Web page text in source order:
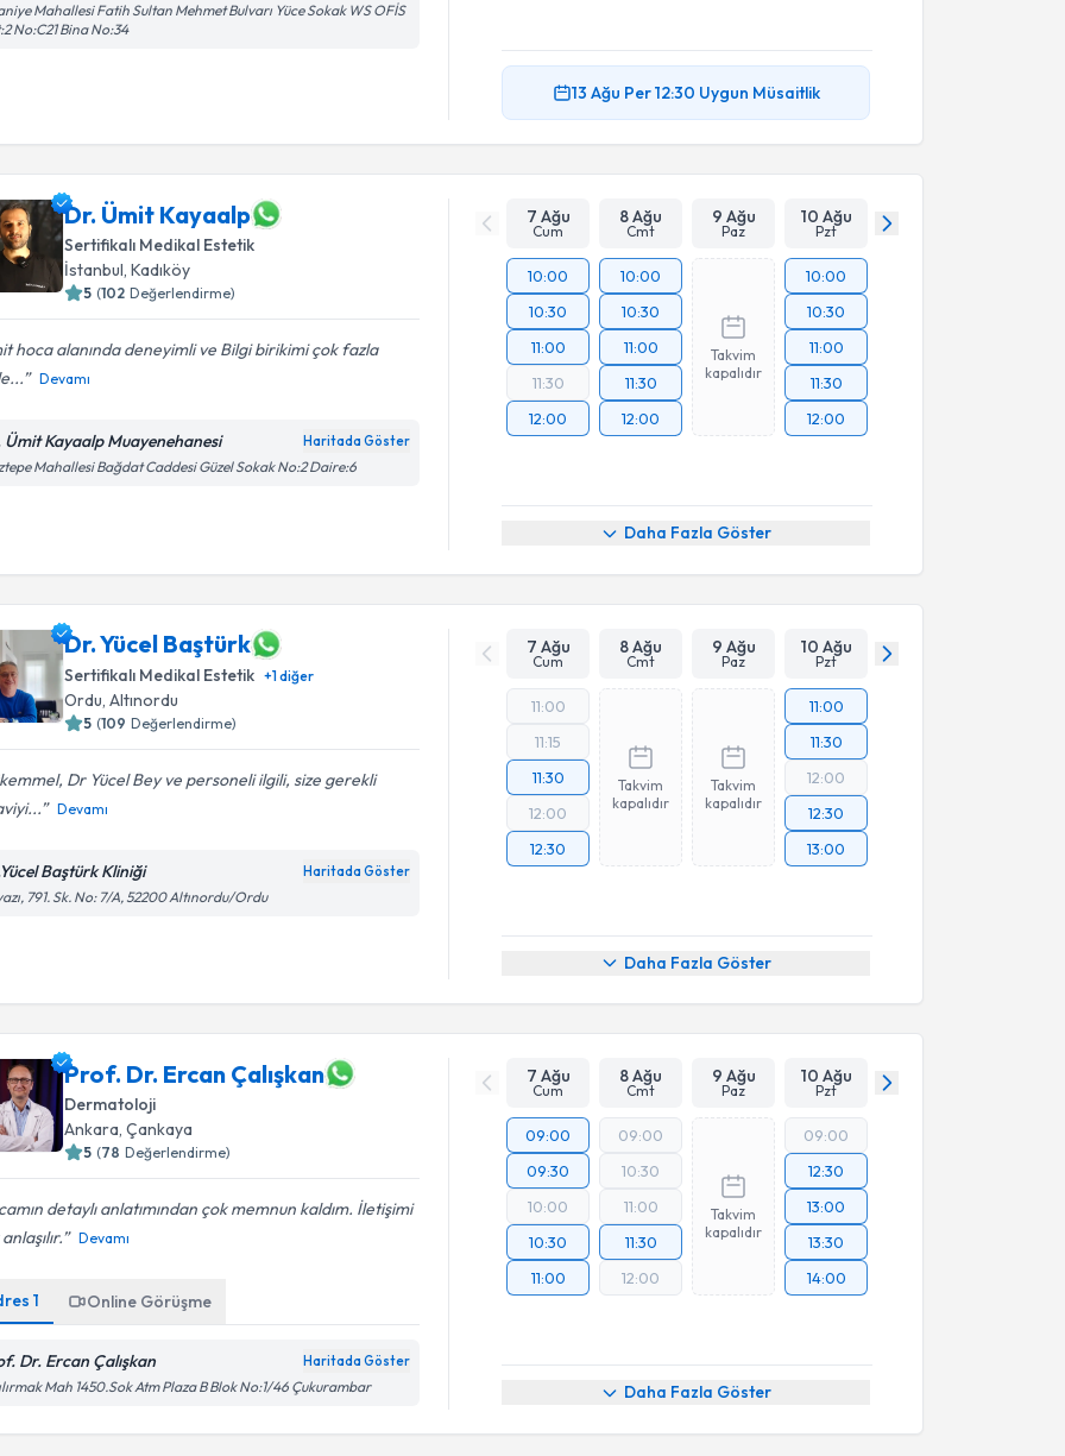
Mahallesi Fatih Sultan Mehmet Bulvarı Yüce Sokak WS OFİS
No:C21 Bina No:34
13 Ağu Per12:30 Uygun Müsaitlik
Dr. Ümit Kayaalp
Sertifikalı Medikal Estetik
İstanbul,Kadıköy
5 (102 Değerlendirme)
hoca alanında deneyimli ve Bilgi birikimi çok fazla
Devamı
Ümit Kayaalp Muayenehanesi Haritada Göster
Mahallesi Bağdat Caddesi Güzel Sokak No:2 Daire:6
7 Ağu
Cum
8 Ağu
Cmt
9 Ağu
Paz
10 Ağu
Pzt
10:00
10:30
11:00
11:30
12:00
10:00
10:30
11:00
11:30
12:00
Takvim
kapalıdır
10:00
10:30
11:00
11:30
12:00
Daha Fazla Göster
Dr. Yücel Baştürk
Sertifikalı Medikal Estetik +1diğer
Ordu ,Altınordu
5 (109 Değerlendirme)
Dr Yücel Bey ve personeli ilgili, size gerekli
Devamı
Baştürk Kliniği Haritada Göster
791. Sk. No: 7/A, 52200 Altınordu/Ordu
7 Ağu
Cum
8 Ağu
Cmt
9 Ağu
Paz
10 Ağu
Pzt
11:00
11:15
11:30
12:00
12:30
Takvim
kapalıdır
Takvim
kapalıdır
11:00
11:30
12:00
12:30
13:00
Daha Fazla Göster
Prof. Dr. Ercan Çalışkan
Dermatoloji
Ankara,Çankaya
5 (78 Değerlendirme)
detaylı anlatımından çok memnun kaldım. İletişimi
Devamı
1 Online Görüşme
Dr. Ercan Çalışkan Haritada Göster
Mah 1450.Sok Atm Plaza B Blok No:1/46 Çukurambar
7 Ağu
Cum
8 Ağu
Cmt
9 Ağu
Paz
10 Ağu
Pzt
09:00
09:30
10:00
10:30
11:00
09:00
10:30
11:00
11:30
12:00
Takvim
kapalıdır
09:00
12:30
13:00
13:30
14:00
Daha Fazla Göster